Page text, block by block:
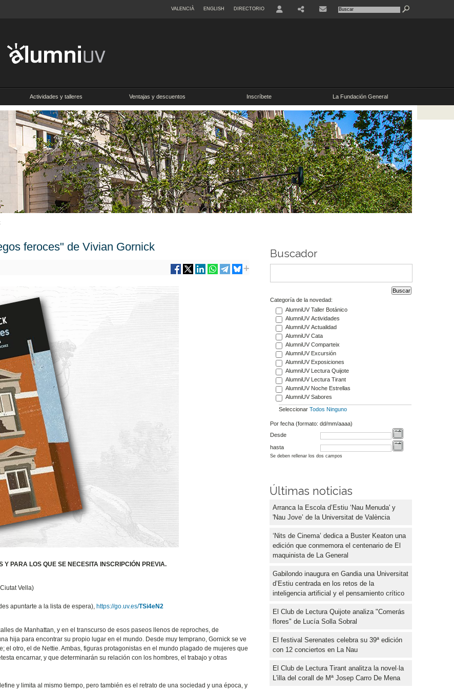
VALENCIÀ ENGLISH DIRECTORIO
Actividades y talleres Ventajas y descuentos Inscríbete La Fundación General
feroces" de Vivian Gornick
PARA LOS QUE SE NECESITA INSCRIPCIÓN PREVIA.
Vella)
apuntarte a la lista de espera), https://go.uv.es/TSi4eN2
de Manhattan, y en el transcurso de esos paseos llenos de reproches, de
hija para encontrar su propio lugar en el mundo. Desde muy temprano, Gornick se ve
el otro, el de Nettie. Ambas, figuras protagonistas en el mundo plagado de mujeres que
encarnar, y que determinarán su relación con los hombres, el trabajo y otras
y limita al mismo tiempo, pero también es el retrato de una sociedad y una época, y
Buscador
Categoría de la novedad:
AlumniUV Taller Botánico
AlumniUV Actividades
AlumniUV Actualidad
AlumniUV Cata
AlumniUV Comparteix
AlumniUV Excursión
AlumniUV Exposiciones
AlumniUV Lectura Quijote
AlumniUV Lectura Tirant
AlumniUV Noche Estrellas
AlumniUV Sabores
Seleccionar Todos Ninguno
Por fecha (formato: dd/mm/aaaa)
Desde
hasta
Se deben rellenar los dos campos
Últimas noticias
Arranca la Escola d’Estiu ‘Nau Menuda' y
'Nau Jove’ de la Universitat de València
‘Nits de Cinema’ dedica a Buster Keaton una
edición que conmemora el centenario de El
maquinista de La General
Gabilondo inaugura en Gandia una Universitat
d’Estiu centrada en los retos de la
inteligencia artificial y el pensamiento crítico
El Club de Lectura Quijote analiza "Comerás
flores" de Lucía Solla Sobral
El festival Serenates celebra su 39ª edición
con 12 conciertos en La Nau
El Club de Lectura Tirant analitza la novel·la
L'illa del corall de Mª Josep Carro De Mena